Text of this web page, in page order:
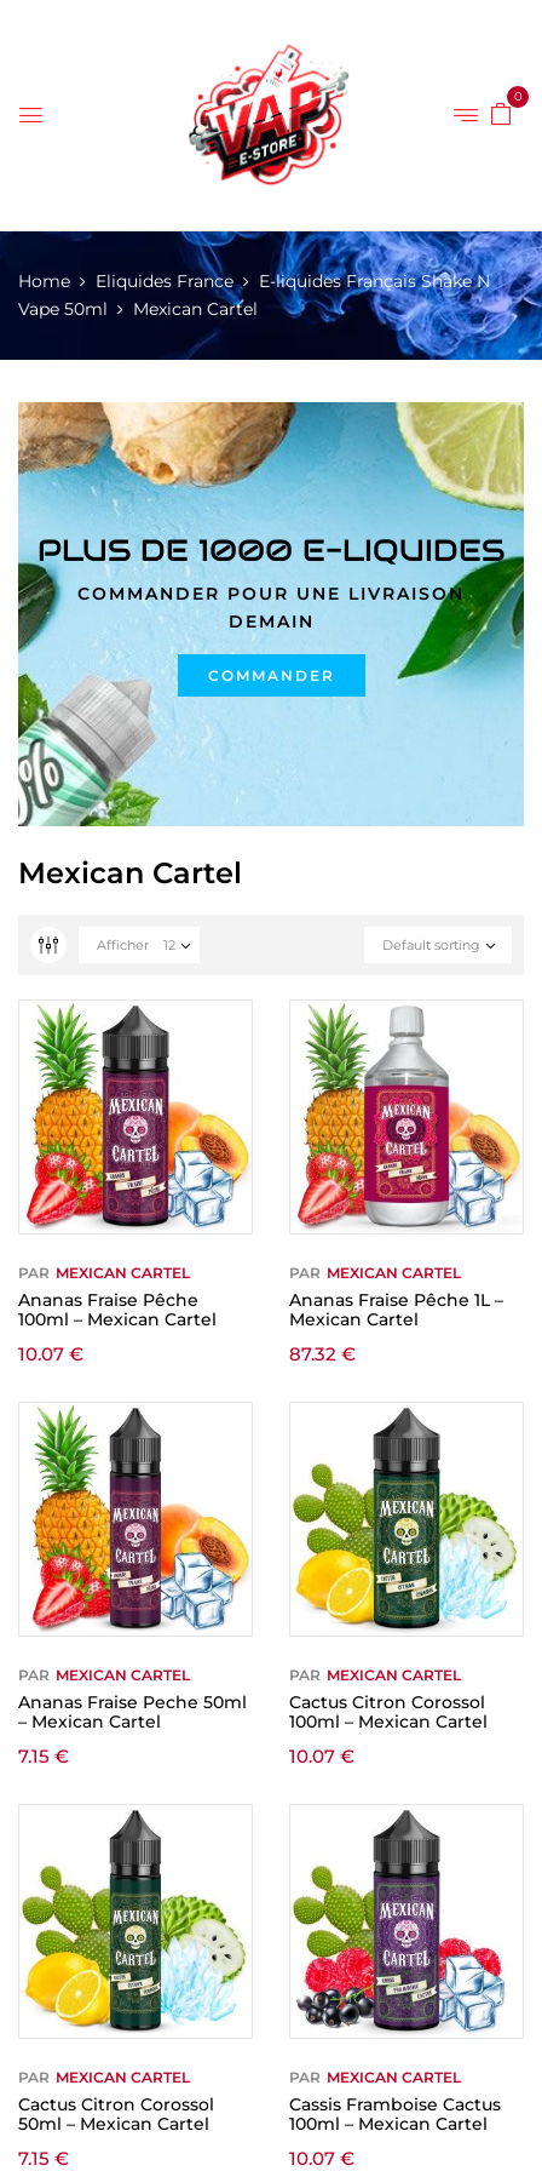
0
Home Eliquides France
E-liquides Français Shake N
Vape 50ml
Mexican Cartel
PLUS DE 1000 E-LIQUIDES
COMMANDER POUR UNE LIVRAISON
DEMAIN
COMMANDER
Mexican Cartel
Default sorting
Afficher 12
PAR MEXICAN CARTEL
Ananas Fraise Pêche
100ml – Mexican Cartel
10.07 €
PAR MEXICAN CARTEL
Ananas Fraise Pêche 1L –
Mexican Cartel
87.32 €
PAR MEXICAN CARTEL
Ananas Fraise Peche 50ml
– Mexican Cartel
7.15 €
PAR MEXICAN CARTEL
Cactus Citron Corossol
100ml – Mexican Cartel
10.07 €
PAR MEXICAN CARTEL
Cactus Citron Corossol
50ml – Mexican Cartel
7.15 €
PAR MEXICAN CARTEL
Cassis Framboise Cactus
100ml – Mexican Cartel
10.07 €